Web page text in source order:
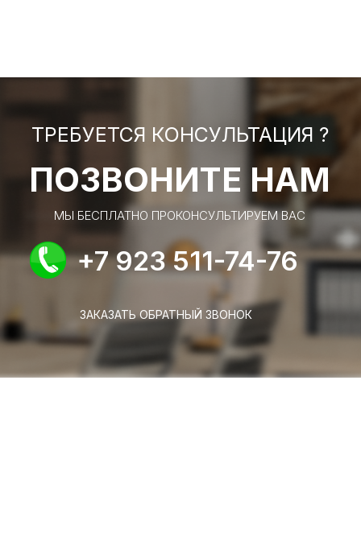
ТРЕБУЕТСЯ КОНСУЛЬТАЦИЯ ?
ПОЗВОНИТЕ НАМ
МЫ БЕСПЛАТНО ПРОКОНСУЛЬТИРУЕМ ВАС
+7 923 511-74-76
ЗАКАЗАТЬ ОБРАТНЫЙ ЗВОНОК